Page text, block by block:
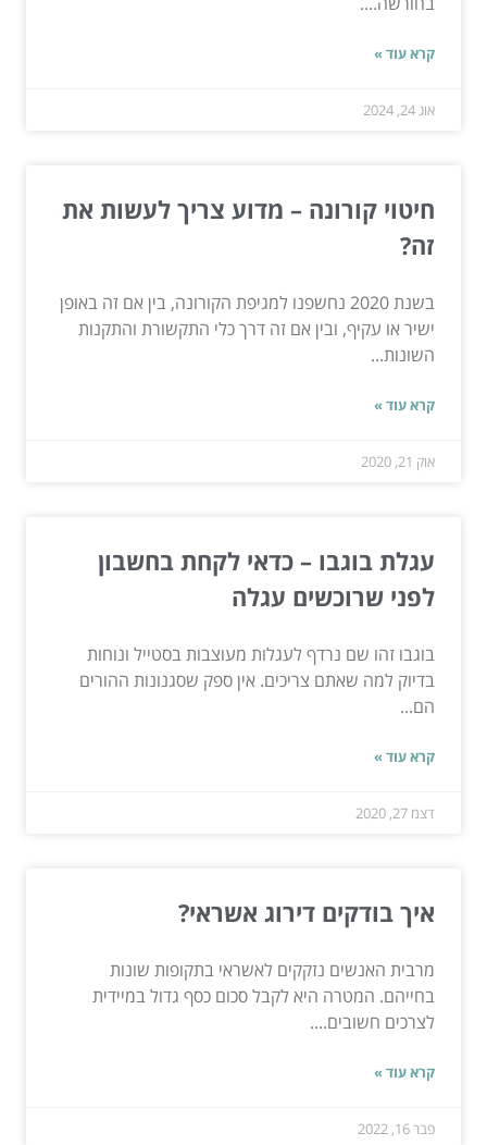
קרא עוד »
אוג 24, 2024
חיטוי קורונה – מדוע צריך לעשות את
זה?
בשנת 2020 נחשפנו למגיפת הקורונה, בין אם זה באופן
ישיר או עקיף, ובין אם זה דרך כלי התקשורת והתקנות
השונות...
קרא עוד »
אוק 21, 2020
עגלת בוגבו – כדאי לקחת בחשבון
לפני שרוכשים עגלה
בוגבו זהו שם נרדף לעגלות מעוצבות בסטייל ונוחות
בדיוק למה שאתם צריכים. אין ספק שסגנונות ההורים
הם...
קרא עוד »
דצמ 27, 2020
איך בודקים דירוג אשראי?
מרבית האנשים נזקקים לאשראי בתקופות שונות
בחייהם. המטרה היא לקבל סכום כסף גדול במיידית
לצרכים חשובים....
קרא עוד »
פבר 16, 2022